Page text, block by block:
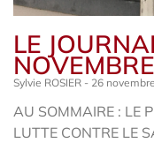
LE
Sylvie ROSIER 26
AU SOMMAIRE : LE
LUTTE CONTRE LE